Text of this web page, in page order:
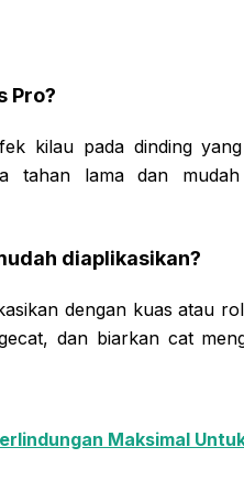
Pro?
kilau pada dinding
tahan lama dan mudah
diaplikasikan?
dengan kuas atau
dan biarkan cat
Maksimal